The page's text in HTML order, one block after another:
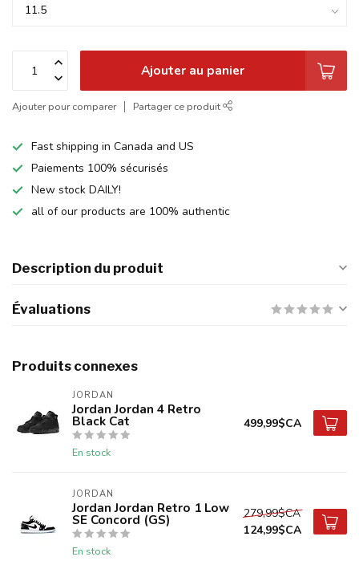
Ajouter au panier
Ajouter pour comparer Partager ce produit
Fast shipping in Canada and US
Paiements 100% sécurisés
New stock DAILY!
all of our products are 100% authentic
Description du produit
Évaluations
Produits connexes
JORDAN
Jordan Jordan 4 Retro
Black Cat
En stock
499,99$CA
JORDAN
Jordan Jordan Retro 1 Low
SE Concord (GS)
En stock
279,99$CA
124,99$CA